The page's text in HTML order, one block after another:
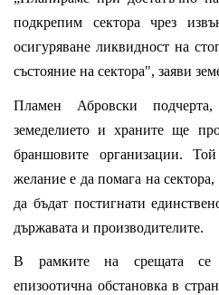
подкрепим сектора чрез
осигуряване ликвидност на
състояние на сектора", заяви
Пламен Абровски
земеделието и храните ще
браншовите организации.
желание е да помага на
да бъдат постигнати
държавата и производителите.
В рамките на срещата се
епизоотична обстановка в